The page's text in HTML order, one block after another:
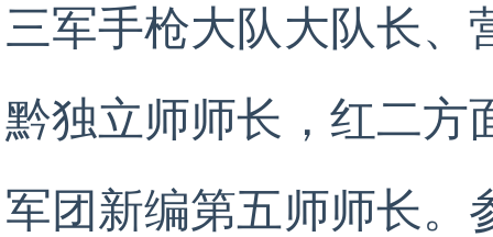
三军手枪大队大队长、
黔独立师师长，红二方
军团新编第五师师长。